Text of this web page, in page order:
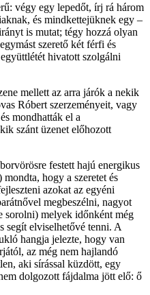
végy egy lepedőt, írj rá három
és mindkettejüknek egy –
is mutat; tégy hozzá olyan
szerető két férfi és
hivatott szolgálni
mellett az arra járók a nekik
Róbert szerzeményeit, vagy
mondhatták el a
szánt üzenet előhozott
festett hajú energikus
hogy a szeretet és
azokat az egyéni
megbeszélni, nagyot
sorolni) melyek időnként még
segít elviselhetővé tenni. A
hangja jelezte, hogy van
az még nem hajlandó
aki sírással küzdött, egy
dolgozott fájdalma jött elő: ő